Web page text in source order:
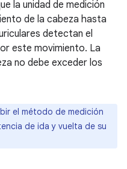
la unidad de medición
de la cabeza hasta
detectan el
este movimiento. La
no debe exceder los
el método de medición
de ida y vuelta de su